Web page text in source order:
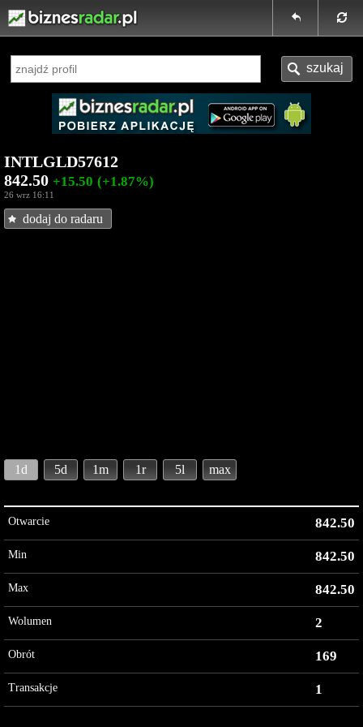
INTLGLD57612
842.50 +15.50 (+1.87%)
26 wrz 16:11
dodaj do radaru
1d 5d 1m 1r 5l max
Otwarcie 842.50
Min 842.50
Max 842.50
Wolumen 2
Obrót 169
Transakcje 1